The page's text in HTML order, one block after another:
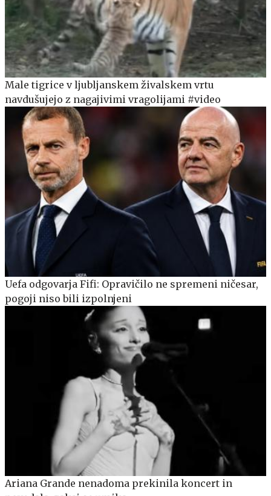
Male tigrice v ljubljanskem živalskem vrtu
navdušujejo z nagajivimi vragolijami #video
Uefa odgovarja Fifi: Opravičilo ne spremeni ničesar,
pogoji niso bili izpolnjeni
Ariana Grande nenadoma prekinila koncert in